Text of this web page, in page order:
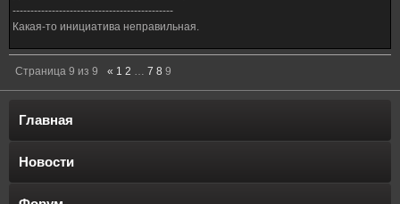
---------------------------------------------
Какая-то инициатива неправильная.
Страница 9 из 9 « 1 2 … 7 8 9
Главная
Новости